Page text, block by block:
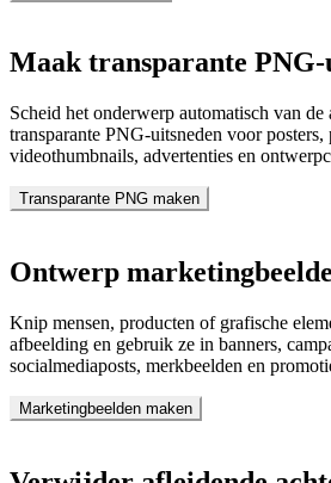
Maak transparante PNG-
Scheid het onderwerp automatisch van de
transparante PNG-uitsneden voor posters,
videothumbnails, advertenties en
Transparante PNG maken
Ontwerp
Knip mensen, producten of grafische
afbeelding en gebruik ze in banners,
socialmediaposts, merkbeelden en
Marketingbeelden maken